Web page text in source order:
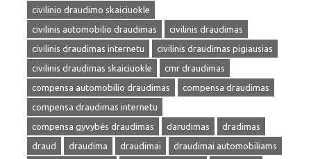
civilinio draudimo skaiciuokle
civilinis automobilio draudimas
civilinis draudimas
civilinis draudimas internetu
civilinis draudimas pigiausias
civilinis draudimas skaiciuokle
cmr draudimas
compensa automobilio draudimas
compensa draudimas
compensa draudimas internetu
compensa gyvybės draudimas
darudimas
dradimas
draud
draudima draudimai
draudimai automobiliams